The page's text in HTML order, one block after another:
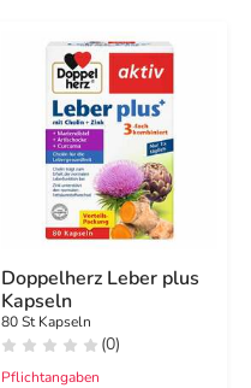
Doppelherz Leber plus
Kapseln
80 St Kapseln
(0)
Pflichtangaben